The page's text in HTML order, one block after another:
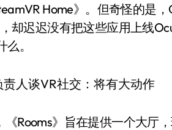
Home》。但奇怪的是，
却迟迟没有把这些应用上线
。
Rooms》旨在提供一个大厅